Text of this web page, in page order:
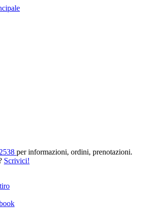
per informazioni, ordini, prenotazioni.
Scrivici!